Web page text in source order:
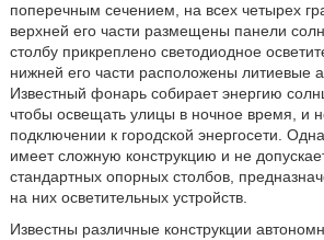
поперечным сечением, на всех четырех
верхней его части размещены панели
столбу прикреплено светодиодное
нижней его части расположены литиевые
Известный фонарь собирает энергию
чтобы освещать улицы в ночное время, и
подключении к городской энергосети.
имеет сложную конструкцию и не
стандартных опорных столбов,
на них осветительных устройств.
Известны различные конструкции